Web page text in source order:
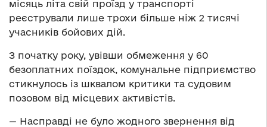
місяць літа свій проїзд у транспорті
реєстрували лише трохи більше ніж 2 тисячі
учасників бойових дій.
З початку року, увівши обмеження у 60
безоплатних поїздок, комунальне підприємство
стикнулось із шквалом критики та судовим
позовом від місцевих активістів.
— Насправді не було жодного звернення від